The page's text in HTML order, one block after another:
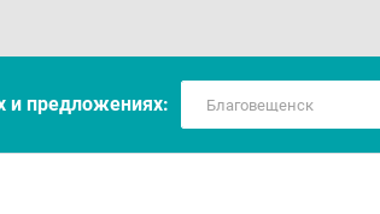
и предложениях: